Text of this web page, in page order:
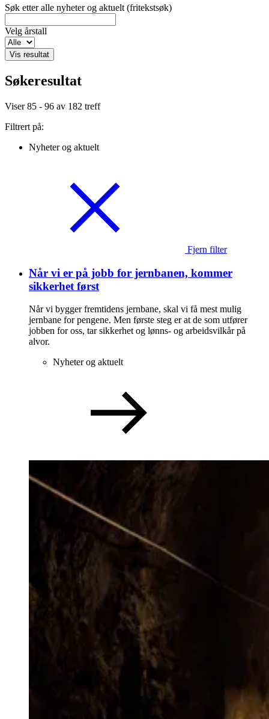
Søk etter alle nyheter og aktuelt (fritekstsøk)
Velg årstall
Vis resultat
Søkeresultat
Viser85 - 96 av 182 treff
Filtrert på:
Nyheter og aktuelt
Fjern filter
Når vi er på jobb for jernbanen, kommer
sikkerhet først
Når vi bygger fremtidens jernbane, skal vi få mest mulig
jernbane for pengene. Men første steg er at de som utfører
jobben for oss, tar sikkerhet og lønns- og arbeidsvilkår på
alvor.
Nyheter og aktuelt